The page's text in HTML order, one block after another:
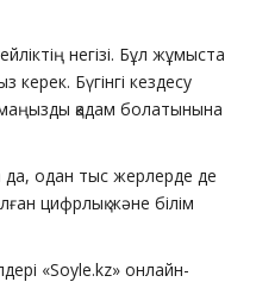
негізі. Бұл жұмыста
керек. Бүгінгі кездесу
қадам болатынына
да, одан тыс жерлерде де
цифрлық және білім
«Soyle.kz» онлайн-